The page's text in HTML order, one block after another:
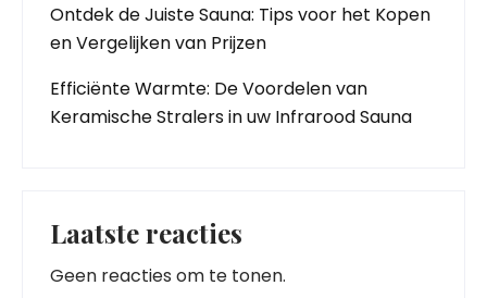
Ontdek de Juiste Sauna: Tips voor het Kopen
en Vergelijken van Prijzen
Efficiënte Warmte: De Voordelen van
Keramische Stralers in uw Infrarood Sauna
Laatste reacties
Geen reacties om te tonen.